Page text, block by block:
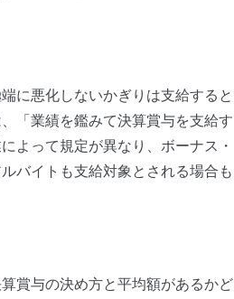
に悪化しないかぎりは支給すると
「業績を鑑みて決算賞与を支給す
よって規定が異なり、ボーナス・
バイトも支給対象とされる場合も
賞与の決め方と平均額があるかど